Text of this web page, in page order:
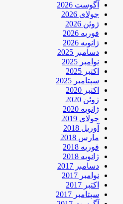
آگوست 2026
جولای 2026
ژوئن 2026
فوریه 2026
ژانویه 2026
دسامبر 2025
نوامبر 2025
اکتبر 2025
سپتامبر 2025
اکتبر 2020
ژوئن 2020
ژانویه 2020
جولای 2019
آوریل 2018
مارس 2018
فوریه 2018
ژانویه 2018
دسامبر 2017
نوامبر 2017
اکتبر 2017
سپتامبر 2017